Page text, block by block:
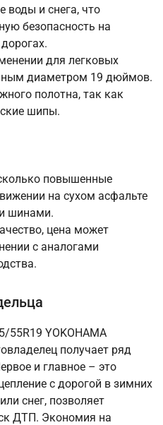
воды и снега, что
безопасность на
для легковых
диаметром 19 дюймов.
полотна, так как
шипы.
повышенные
на сухом асфальте
шинами.
цена может
с аналогами
YOKOHAMA
получает ряд
и главное – это
с дорогой в зимних
снег, позволяет
ДТП. Экономия на